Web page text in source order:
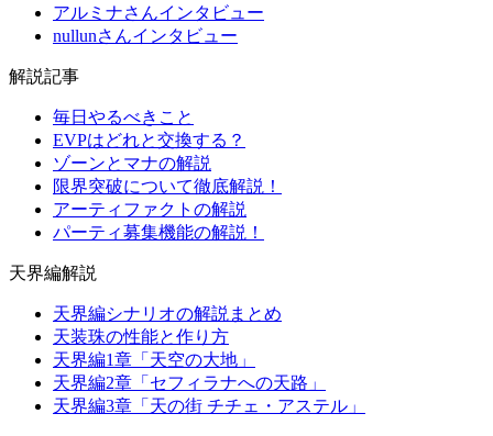
アルミナさんインタビュー
nullunさんインタビュー
解説記事
毎日やるべきこと
EVPはどれと交換する？
ゾーンとマナの解説
限界突破について徹底解説！
アーティファクトの解説
パーティ募集機能の解説！
天界編解説
天界編シナリオの解説まとめ
天装珠の性能と作り方
天界編1章「天空の大地」
天界編2章「セフィラナへの天路」
天界編3章「天の街 チチェ・アステル」